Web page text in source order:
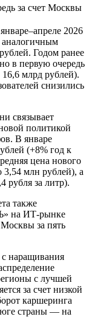
за счет Москвы
2026
аналогичным
Годом ранее
в первую очередь
млрд рублей).
снизились
связывает
политикой
В январе
(+8% год к
цена нового
3,54 млн рублей), а
рубля за литр).
также
на ИТ-рынке
за пять
наращивания
с лучшей
за счет низкой
каршеринга
юге страны — на